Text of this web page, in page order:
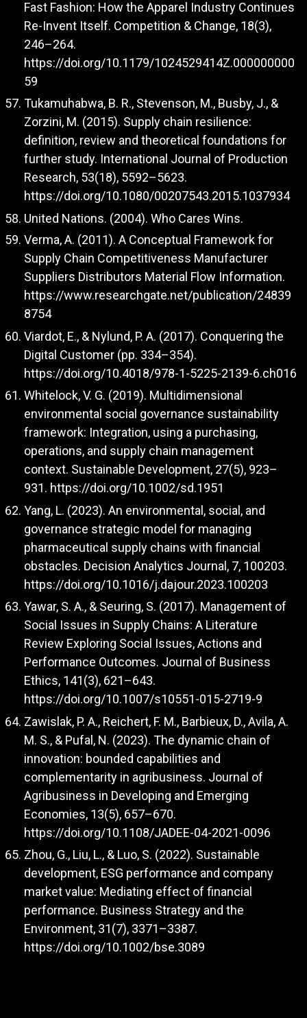
Fast Fashion: How the Apparel Industry Continues
Re-Invent Itself. Competition & Change, 18(3),
246–264.
https://doi.org/10.1179/1024529414Z.000000000
59
Tukamuhabwa, B. R., Stevenson, M., Busby, J., &
Zorzini, M. (2015). Supply chain resilience:
definition, review and theoretical foundations for
further study. International Journal of Production
Research, 53(18), 5592–5623.
https://doi.org/10.1080/00207543.2015.1037934
United Nations. (2004). Who Cares Wins.
Verma, A. (2011). A Conceptual Framework for
Supply Chain Competitiveness Manufacturer
Suppliers Distributors Material Flow Information.
https://www.researchgate.net/publication/24839
8754
Viardot, E., & Nylund, P. A. (2017). Conquering the
Digital Customer (pp. 334–354).
https://doi.org/10.4018/978-1-5225-2139-6.ch016
Whitelock, V. G. (2019). Multidimensional
environmental social governance sustainability
framework: Integration, using a purchasing,
operations, and supply chain management
context. Sustainable Development, 27(5), 923–
931. https://doi.org/10.1002/sd.1951
Yang, L. (2023). An environmental, social, and
governance strategic model for managing
pharmaceutical supply chains with financial
obstacles. Decision Analytics Journal, 7, 100203.
https://doi.org/10.1016/j.dajour.2023.100203
Yawar, S. A., & Seuring, S. (2017). Management of
Social Issues in Supply Chains: A Literature
Review Exploring Social Issues, Actions and
Performance Outcomes. Journal of Business
Ethics, 141(3), 621–643.
https://doi.org/10.1007/s10551-015-2719-9
Zawislak, P. A., Reichert, F. M., Barbieux, D., Avila, A.
M. S., & Pufal, N. (2023). The dynamic chain of
innovation: bounded capabilities and
complementarity in agribusiness. Journal of
Agribusiness in Developing and Emerging
Economies, 13(5), 657–670.
https://doi.org/10.1108/JADEE-04-2021-0096
Zhou, G., Liu, L., & Luo, S. (2022). Sustainable
development, ESG performance and company
market value: Mediating effect of financial
performance. Business Strategy and the
Environment, 31(7), 3371–3387.
https://doi.org/10.1002/bse.3089